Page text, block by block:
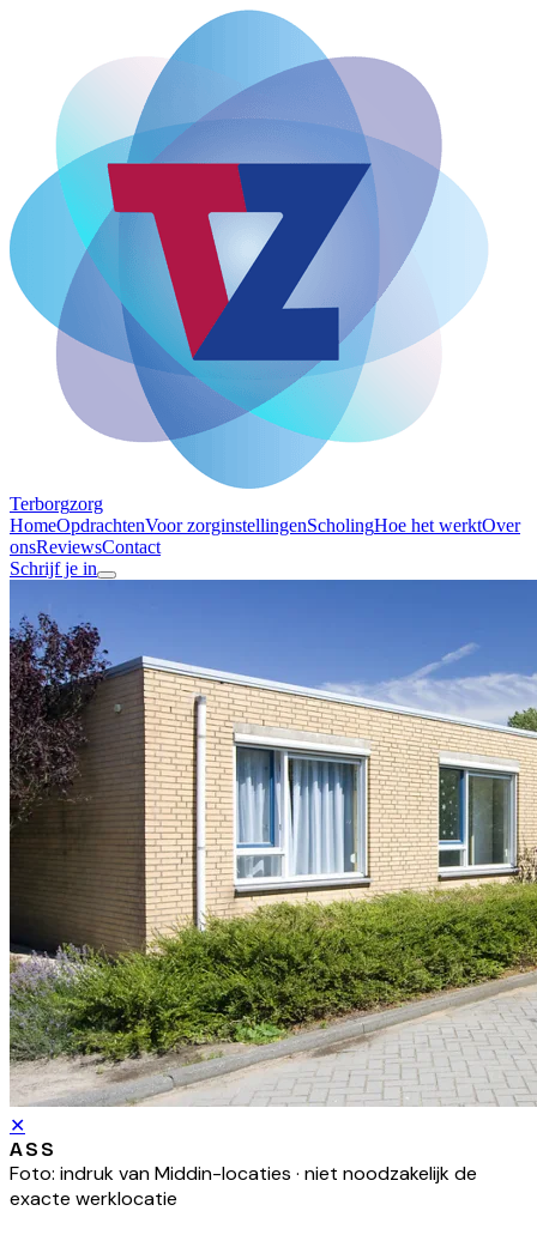
Terborgzorg
HomeOpdrachtenVoor zorginstellingenScholingHoe het werktOver
onsReviewsContact
Schrijf je in
✕
ASS
Foto: indruk vanMiddin-locaties · niet noodzakelijk de
exacte werklocatie